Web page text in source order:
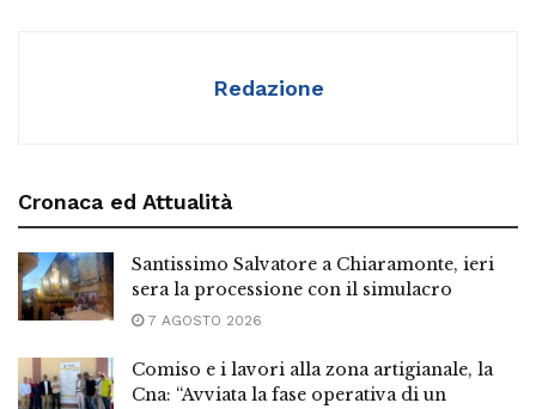
Redazione
Cronaca ed Attualità
Santissimo Salvatore a Chiaramonte, ieri
sera la processione con il simulacro
7 AGOSTO 2026
Comiso e i lavori alla zona artigianale, la
Cna: “Avviata la fase operativa di un